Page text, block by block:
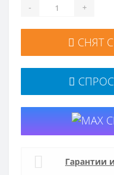
- +
СНЯТ
Гарантии